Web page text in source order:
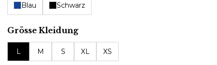
Blau Schwarz
Grösse Kleidungauswählen
L M S XL XS